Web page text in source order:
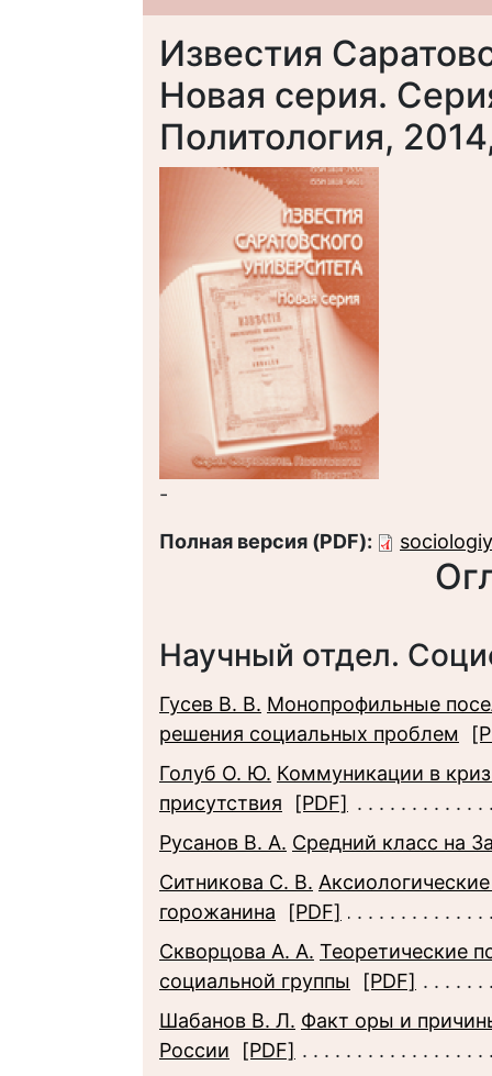
Известия
Новая серия.
Политология,
-
Полная версия (PDF):
Научный отдел.
Гусев В. В. Монопрофильные
решения социальных проблем
Голуб О. Ю. Коммуникации в
присутствия
[PDF]
Русанов В. А. Средний класс на
Ситникова С. В.
горожанина
[PDF]
Скворцова А. А. Теоретические
социальной группы
[PDF]
Шабанов В. Л. Факт оры и
России
[PDF]